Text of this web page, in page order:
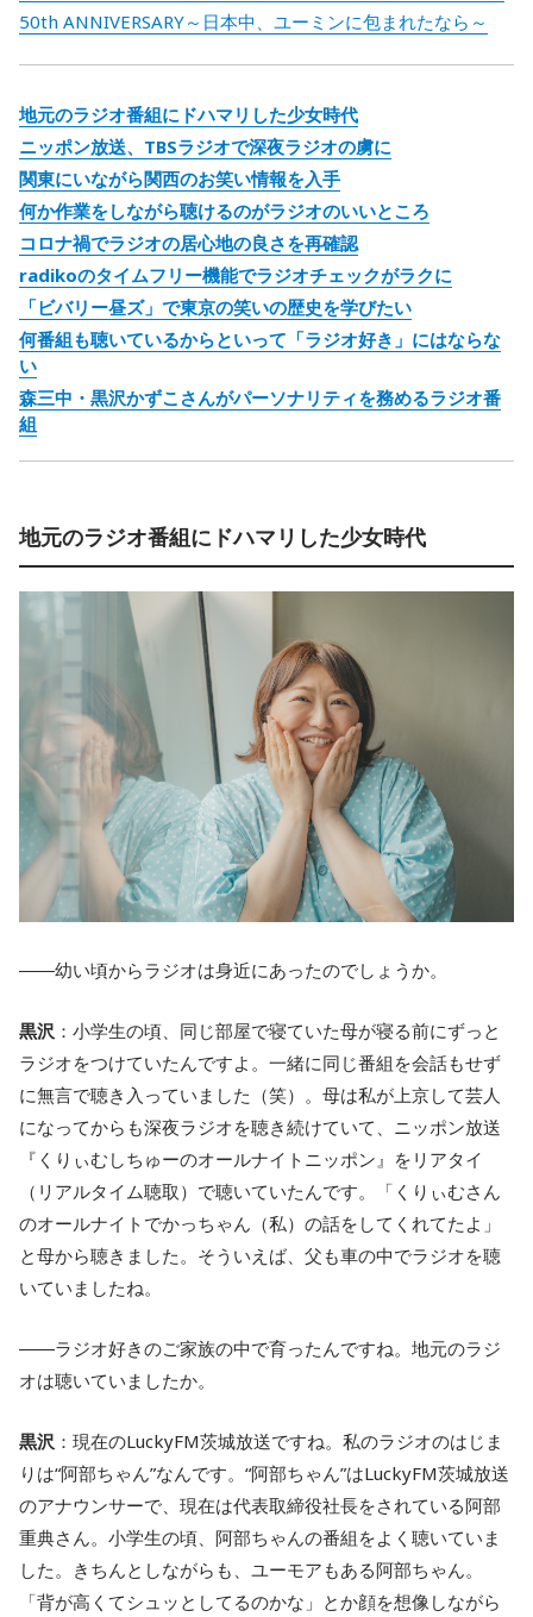
50th ANNIVERSARY～日本中、ユーミンに包まれたなら～
地元のラジオ番組にドハマリした少女時代
ニッポン放送、TBSラジオで深夜ラジオの虜に
関東にいながら関西のお笑い情報を入手
何か作業をしながら聴けるのがラジオのいいところ
コロナ禍でラジオの居心地の良さを再確認
radikoのタイムフリー機能でラジオチェックがラクに
「ビバリー昼ズ」で東京の笑いの歴史を学びたい
何番組も聴いているからといって「ラジオ好き」にはならな
い
森三中・黒沢かずこさんがパーソナリティを務めるラジオ番
組
地元のラジオ番組にドハマリした少女時代
――幼い頃からラジオは身近にあったのでしょうか。
黒沢 ：小学生の頃、同じ部屋で寝ていた母が寝る前にずっと
ラジオをつけていたんですよ。一緒に同じ番組を会話もせず
に無言で聴き入っていました（笑）。母は私が上京して芸人
になってからも深夜ラジオを聴き続けていて、ニッポン放送
『くりぃむしちゅーのオールナイトニッポン』をリアタイ
（リアルタイム聴取）で聴いていたんです。「くりぃむさん
のオールナイトでかっちゃん（私）の話をしてくれてたよ」
と母から聴きました。そういえば、父も車の中でラジオを聴
いていましたね。
――ラジオ好きのご家族の中で育ったんですね。地元のラジ
オは聴いていましたか。
黒沢 ：現在のLuckyFM茨城放送ですね。私のラジオのはじま
りは“阿部ちゃん”なんです。“阿部ちゃん”はLuckyFM茨城放送
のアナウンサーで、現在は代表取締役社長をされている阿部
重典さん。小学生の頃、阿部ちゃんの番組をよく聴いていま
した。きちんとしながらも、ユーモアもある阿部ちゃん。
「背が高くてシュッとしてるのかな」とか顔を想像しながら